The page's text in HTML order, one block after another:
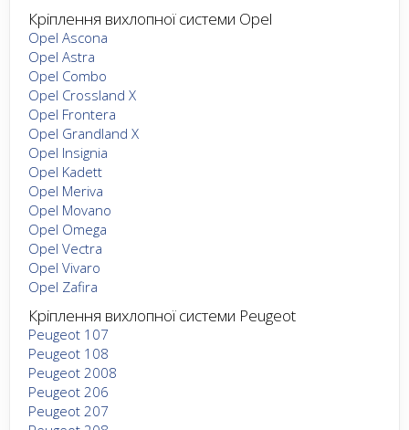
Кріплення вихлопної системи Opel
Opel Ascona
Opel Astra
Opel Combo
Opel Crossland X
Opel Frontera
Opel Grandland X
Opel Insignia
Opel Kadett
Opel Meriva
Opel Movano
Opel Omega
Opel Vectra
Opel Vivaro
Opel Zafira
Кріплення вихлопної системи Peugeot
Peugeot 107
Peugeot 108
Peugeot 2008
Peugeot 206
Peugeot 207